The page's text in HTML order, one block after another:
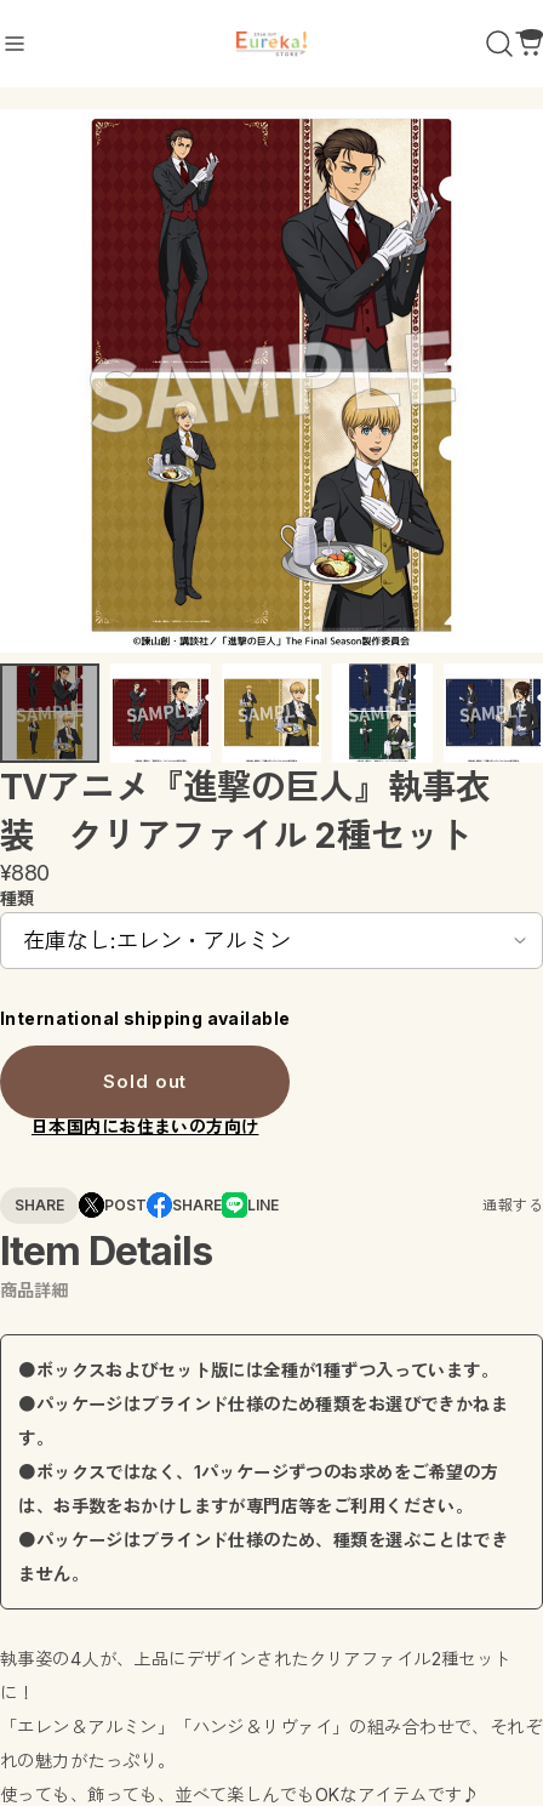
ダンガンロンパ シリーズ
POP UP SHOP 2024
超高校級 イラスト ver.
閃乱カグラ
アクリルコレクション
制服風 水着 ver.
立体マウスパッド
POP UP SHOP 2024
超探偵事件簿 レインコード
恋する（おとめ）の作り方
ウィッチウォッチ
TVアニメ『進撃の巨人』執事衣
装 クリアファイル 2種セット
¥880
種類
International shipping available
Sold out
日本国内にお住まいの方向け
SHARE POST SHARE LINE 通報する
Item Details
商品詳細
●ボックスおよびセット版には全種が1種ずつ入っています。
●パッケージはブラインド仕様のため種類をお選びできかねま
す。
●ボックスではなく、1パッケージずつのお求めをご希望の方
は、お手数をおかけしますが専門店等をご利用ください。
●パッケージはブラインド仕様のため、種類を選ぶことはでき
ません。
執事姿の4人が、上品にデザインされたクリアファイル2種セット
に！
「エレン＆アルミン」「ハンジ＆リヴァイ」の組み合わせで、それぞ
れの魅力がたっぷり。
使っても、飾っても、並べて楽しんでもOKなアイテムです♪